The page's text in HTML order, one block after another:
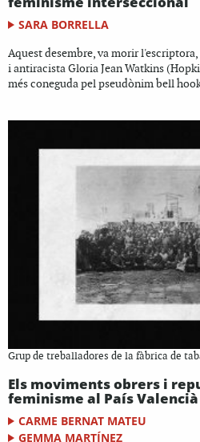
SARA BORRELLA
Aquest desembre, va morir
i antiracista Gloria Jean Watkins
més coneguda pel pseudònim bell
Grup de treballadores de la fàbrica de
Els moviments obrers i
feminisme al País Valencià
CARME BERNAT MATEU
GEMMA MARTÍNEZ